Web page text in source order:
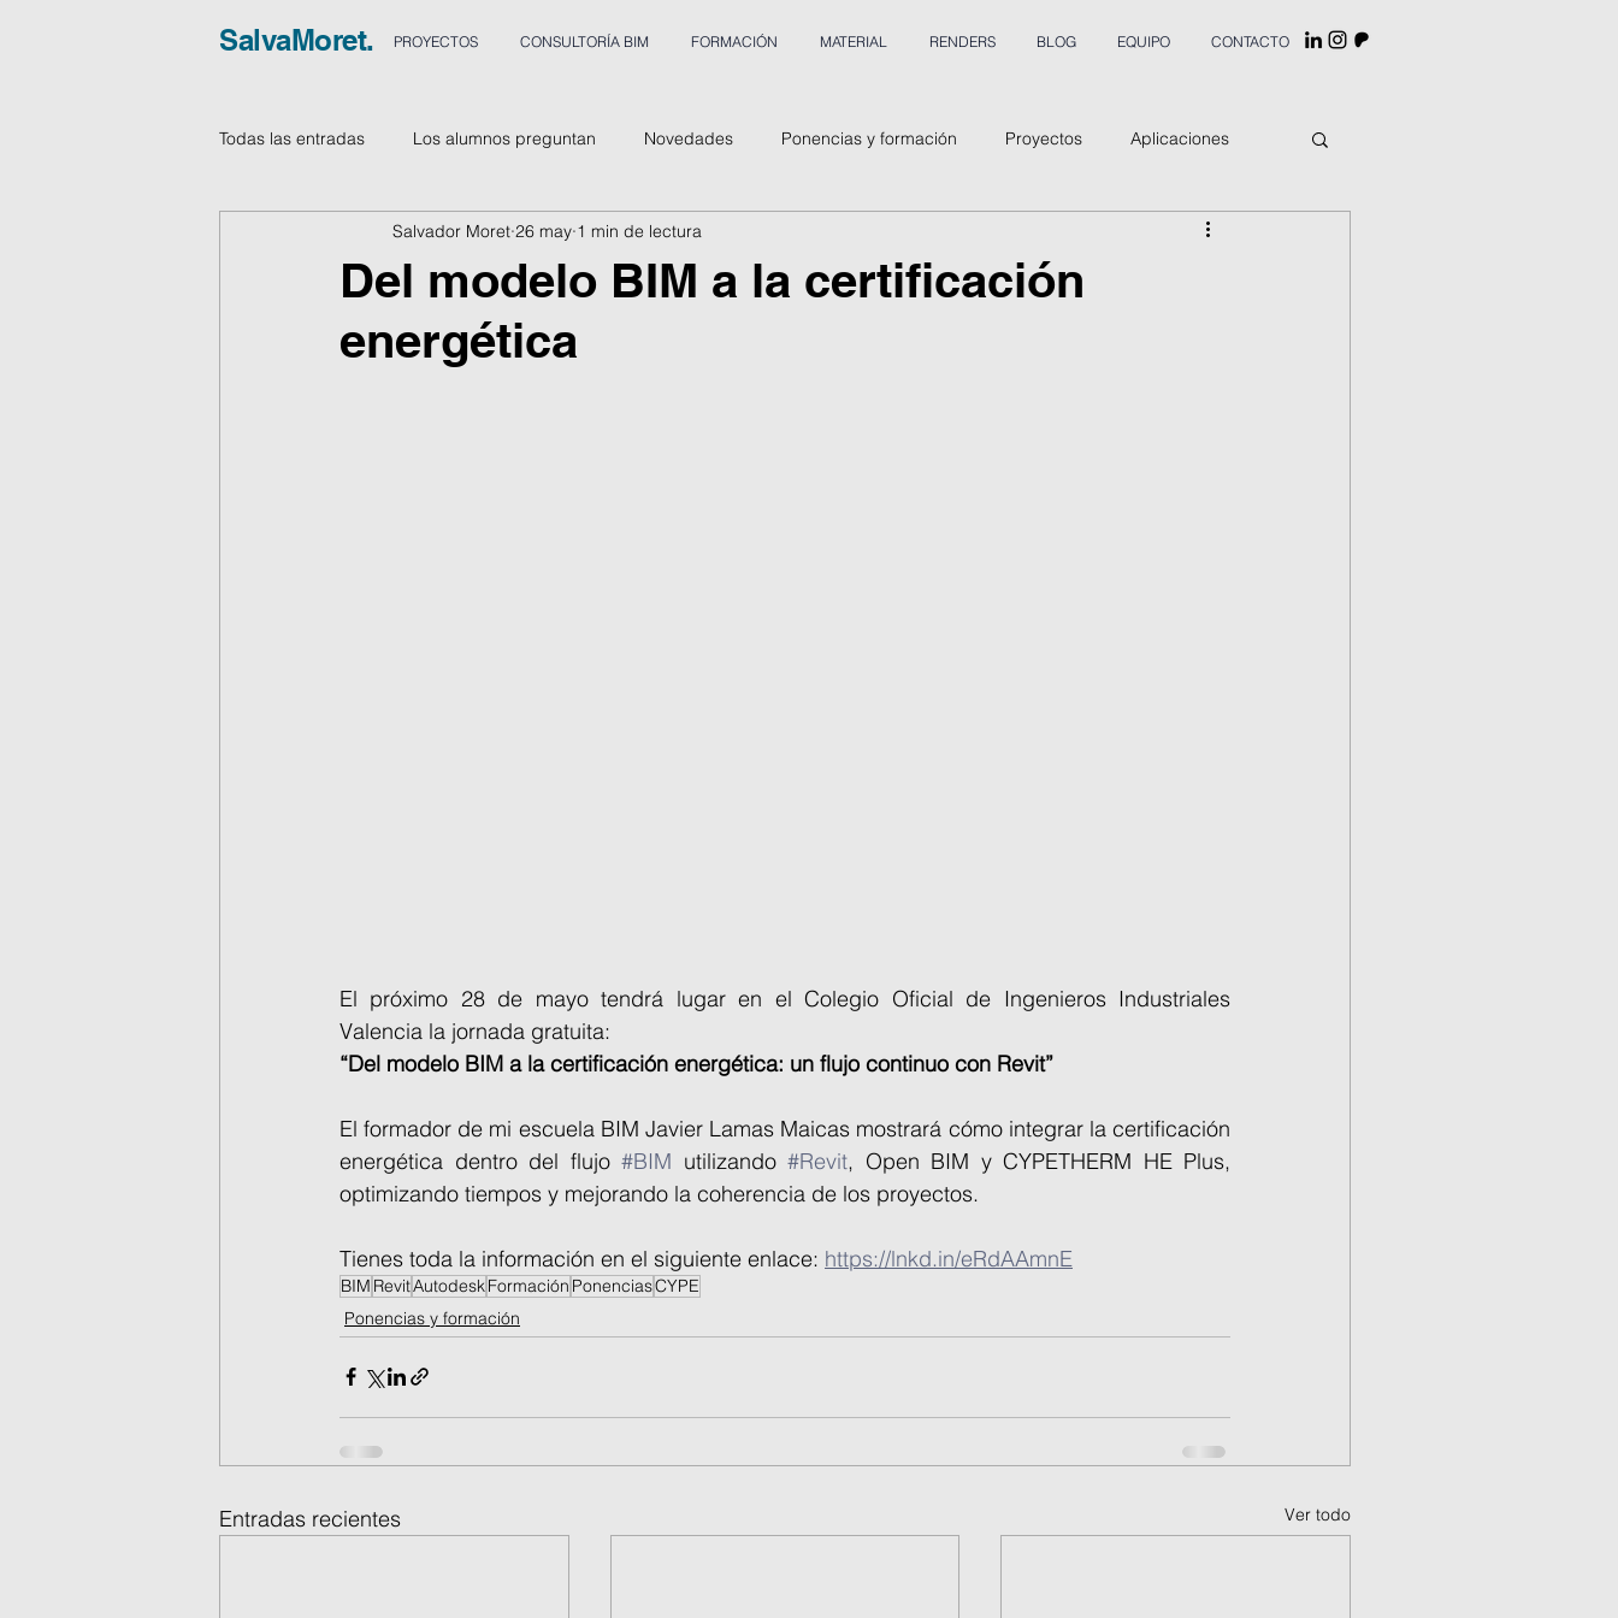
SalvaMoret. PROYECTOS CONSULTORÍA BIM FORMACIÓN MATERIAL RENDERS BLOG EQUIPO CONTACTO
Todas las entradas Los alumnos preguntan Novedades Ponencias y formación Proyectos Aplicaciones
Del modelo BIM a la certificación
energética
Salvador Moret 26 may 1 min de lectura
El próximo 28 de mayo tendrá lugar en el Colegio Oficial de Ingenieros Industriales
Valencia la jornada gratuita:
“Del modelo BIM a la certificación energética: un flujo continuo con Revit”
El formador de mi escuela BIM Javier Lamas Maicas mostrará cómo integrar la certificación
energética dentro del flujo #BIM utilizando #Revit, Open BIM y CYPETHERM HE Plus,
optimizando tiempos y mejorando la coherencia de los proyectos.
Tienes toda la información en el siguiente enlace: https://lnkd.in/eRdAAmnE
BIM RevitAutodeskFormación PonenciasCYPE
Ponencias y formación
Entradas recientes Ver todo